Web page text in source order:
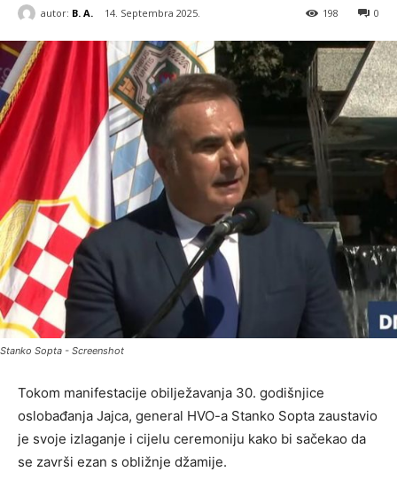
autor: B. A. 14. Septembra 2025. 0
198
Stanko Sopta - Screenshot
Tokom manifestacije obilježavanja 30. godišnjice
oslobađanja Jajca, general HVO-a Stanko Sopta zaustavio
je svoje izlaganje i cijelu ceremoniju kako bi sačekao da
se završi ezan s obližnje džamije.